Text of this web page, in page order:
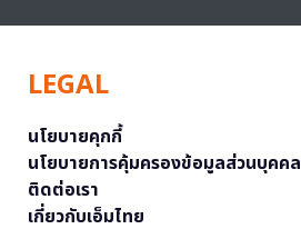
LEGAL
นโยบายคุกกี้
นโยบายการคุ้มครองข้อมูลส่วนบุคคล
ติดต่อเรา
เกี่ยวกับเอ็มไทย